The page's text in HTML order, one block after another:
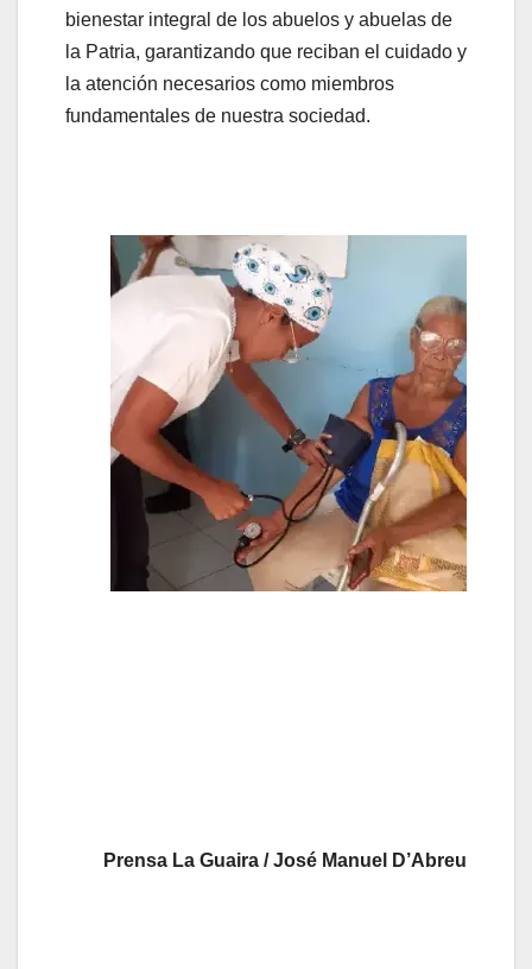
bienestar integral de los abuelos y abuelas de
la Patria, garantizando que reciban el cuidado y
la atención necesarios como miembros
fundamentales de nuestra sociedad.
Prensa La Guaira / José Manuel D’Abreu